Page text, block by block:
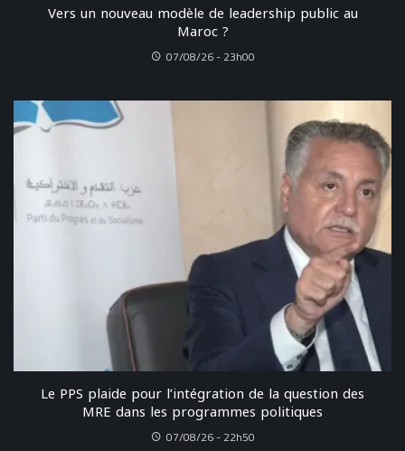
Vers un nouveau modèle de leadership public au
Maroc ?
07/08/26 - 23h00
Le PPS plaide pour l’intégration de la question des
MRE dans les programmes politiques
07/08/26 - 22h50